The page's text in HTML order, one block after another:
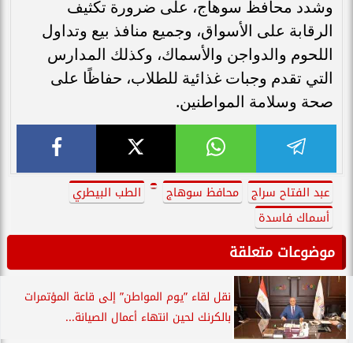
وشدد محافظ سوهاج، على ضرورة تكثيف
الرقابة على الأسواق، وجميع منافذ بيع وتداول
اللحوم والدواجن والأسماك، وكذلك المدارس
التي تقدم وجبات غذائية للطلاب، حفاظًا على
صحة وسلامة المواطنين.
عبد الفتاح سراج محافظ سوهاج
الطب البيطري
أسماك فاسدة
موضوعات متعلقة
نقل لقاء ”يوم المواطن” إلى قاعة المؤتمرات
بالكرنك لحين انتهاء أعمال الصيانة...